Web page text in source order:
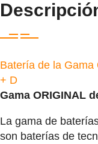
Batería de la Gama
+ D
Gama ORIGINAL
La gama de
son baterías de